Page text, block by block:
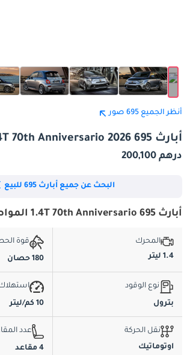
أنظر الجميع 695 صور
أبارث 695 1.4T 70th Anniversario 2026
درهم 200,100
البحث عن جميع أبارث 695 للبيع
أبارث 695 1.4T 70th Anniversario المواصفات الأساسية
المحرك
1.4 ليتر
قوة
180 حصان
نوع الوقود
بترول 10 كم/ليتر
نقل الحركة
اوتوماتيك
عدد
4 مقاعد